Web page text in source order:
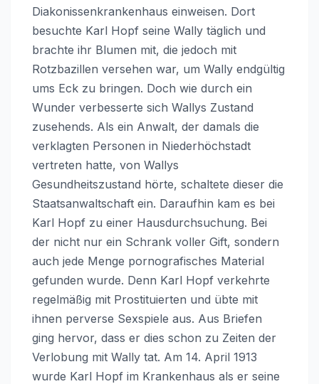
Diakonissenkrankenhaus einweisen. Dort
besuchte Karl Hopf seine Wally täglich und
brachte ihr Blumen mit, die jedoch mit
Rotzbazillen versehen war, um Wally endgültig
ums Eck zu bringen. Doch wie durch ein
Wunder verbesserte sich Wallys Zustand
zusehends. Als ein Anwalt, der damals die
verklagten Personen in Niederhöchstadt
vertreten hatte, von Wallys
Gesundheitszustand hörte, schaltete dieser die
Staatsanwaltschaft ein. Daraufhin kam es bei
Karl Hopf zu einer Hausdurchsuchung. Bei
der nicht nur ein Schrank voller Gift, sondern
auch jede Menge pornografisches Material
gefunden wurde. Denn Karl Hopf verkehrte
regelmäßig mit Prostituierten und übte mit
ihnen perverse Sexspiele aus. Aus Briefen
ging hervor, dass er dies schon zu Zeiten der
Verlobung mit Wally tat. Am 14. April 1913
wurde Karl Hopf im Krankenhaus als er seine